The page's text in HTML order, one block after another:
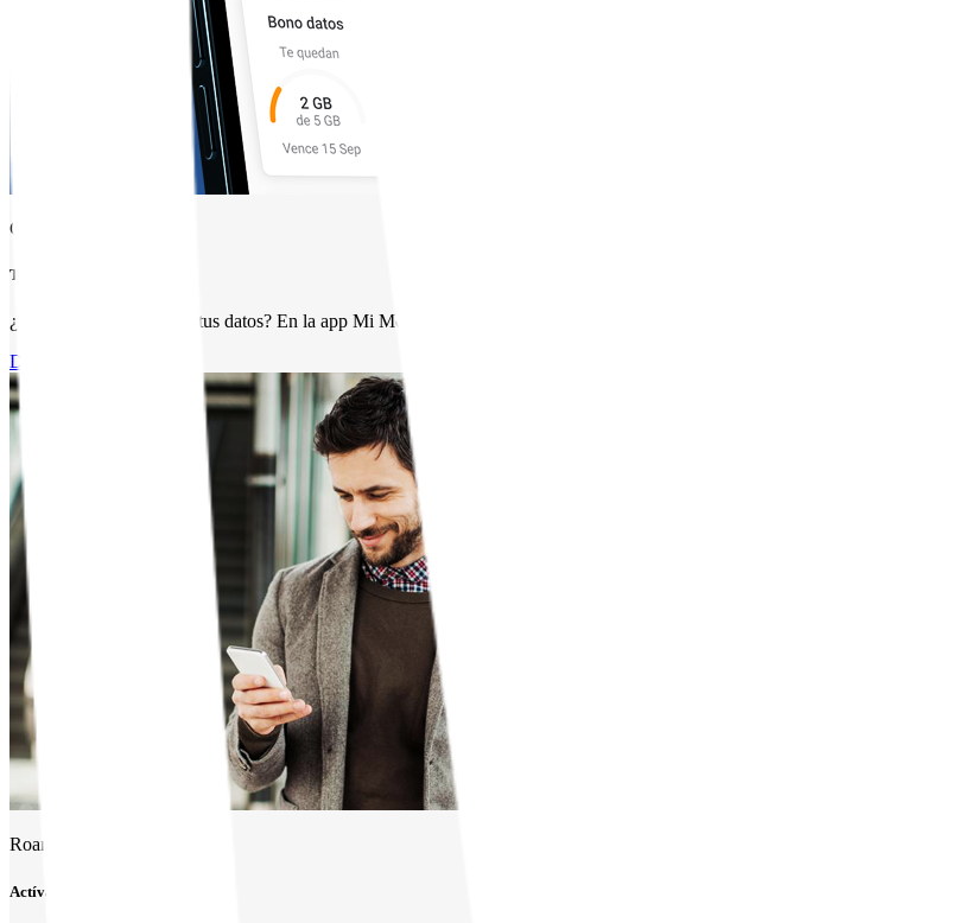
Consumos de tu plan
Ten el control total
¿No sabes en qué se van tus datos? En la app Mi Movistar puedes ver el detalle de tus consumos. ¡Aprovecha al máximo tu plan!
Descargar App
Roaming
Actívalo desde donde estés